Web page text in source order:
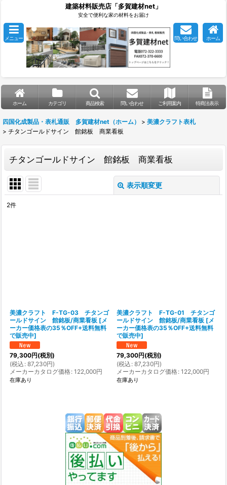
建築材料販売店「多賀建材net」
安全で便利な家の材料をお届け
メニュー 問い合わせ ホーム
ホーム カテゴリ 商品検索 問い合わせ ご利用案内 特商法表示
四国化成製品・表札通販 多賀建材net（ホーム） > 美濃クラフト表札
> チタンゴールドサイン 館銘板 商業看板
チタンゴールドサイン 館銘板 商業看板
表示順変更
2件
美濃クラフト F-TG-03 チタンゴ
ールドサイン 館銘板/商業看板 [ メ
ーカー価格表の35％OFF+送料無料
で販売中]
79,300円(税別)
(税込 : 87,230円)
メーカーカタログ価格: 122,000円
在庫あり
美濃クラフト F-TG-01 チタンゴ
ールドサイン 館銘板/商業看板 [ メ
ーカー価格表の35％OFF+送料無料
で販売中]
79,300円(税別)
(税込 : 87,230円)
メーカーカタログ価格: 122,000円
在庫あり